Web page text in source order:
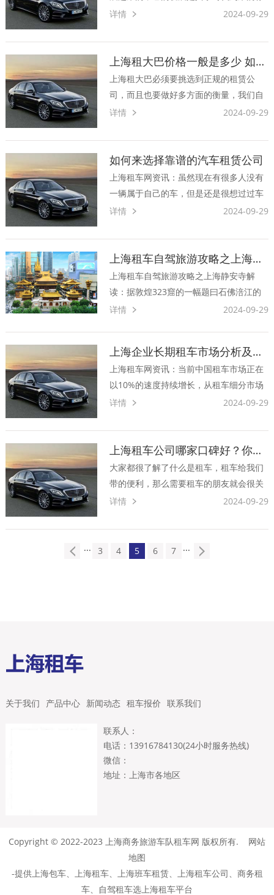
志，也是人们生活方式的转变，尤其是近
趋势。随着它的发展让越来越多的人群加
入到了租车队伍当中。针对现在的汽车租
赁，一定要了解相关情况以···
详情 2024-09-29
上海租大巴价格一般是多少 如何进行计算
上海租大巴必须要挑选到正规的租赁公
司，而且也要做好多方面的衡量，我们自
然还是希望能够挑选到一个高性价比的租
提供优质的服务是更好的。不过毕竟我们
需要的大巴车型号不同，价格上肯定也是
要有很大的差异性，所以我们···
详情 2024-09-29
如何来选择靠谱的汽车租赁公司
上海租车网资讯：虽然现在有很多人没有
一辆属于自己的车，但是还是很想过过车
瘾，这时候只能选择租车了。而这种方式
爱。因此市面上就出现了很多家租车公
司，让人们不知道该怎样选择。那么要如
何来选择靠谱的租赁公司，应···
详情 2024-09-29
上海租车自驾旅游攻略之上海静安寺解读
上海租车自驾旅游攻略之上海静安寺解
读：据敦煌323窟的一幅题曰石佛涪江的
壁画，描述了两尊石头佛像，没有沉入江
寺，这就是静安寺的前身。静安寺始建于
三国吴大帝孙权赤乌十年，寺···
详情 2024-09-29
上海企业长期租车市场分析及行业发展未来
上海租车网资讯：当前中国租车市场正在
以10%的速度持续增长，从租车细分市场
来看，长租市场依然是*大的租车市场，尤
背景下，长租市场将迎来爆发性增长，那
么长期租车行业会有怎样的发展前景?一、
长期租车应用场景如···
详情 2024-09-29
上海租车公司哪家口碑好？你该如何选择租车呢？
大家都很了解了什么是租车，租车给我们
带的便利，那么需要租车的朋友就会很关
心怎么样租到即便宜又合适的车呢？上海
车公司哪家口碑最好？等等问题，这是很
多客户都会互相交流和讨论，希望能够找
到最适合自己，又有保障的···
详情 2024-09-29
··· 3 4 5 6 7 ···
关于我们 产品中心 新闻动态 租车报价 联系我们
联系人：
电话：13916784130(24小时服务热线)
微信：
地址：上海市各地区
Copyright © 2022-2023 上海商务旅游车队租车网 版权所有. 网站
地图
-提供上海包车、 上海租车、上海班车租赁、 上海租车公司、商务租
车、自驾租车选上海租车平台